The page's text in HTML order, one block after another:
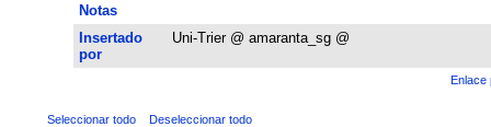
Notas
Insertado
por
Uni-Trier @ amaranta_sg @
Enlace
Seleccionar todo Deseleccionar todo